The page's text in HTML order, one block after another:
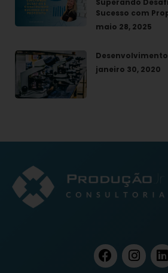
Sucesso com
maio 28, 2025
janeiro 30, 2020